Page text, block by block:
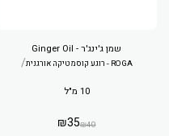
שמן ג'ינג'ר - Ginger Oil
ROGA - רוגע קוסמטיקה אורגנית /
10 מ"ל
₪40
₪35